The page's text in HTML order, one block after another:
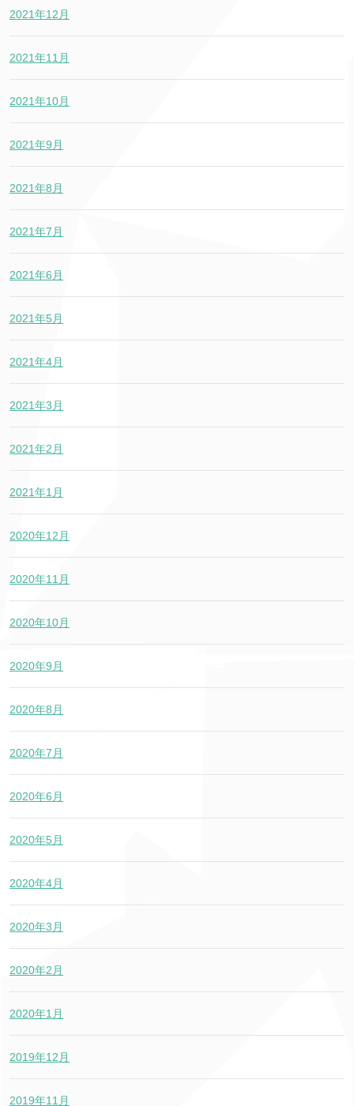
2021年12月
2021年11月
2021年10月
2021年9月
2021年8月
2021年7月
2021年6月
2021年5月
2021年4月
2021年3月
2021年2月
2021年1月
2020年12月
2020年11月
2020年10月
2020年9月
2020年8月
2020年7月
2020年6月
2020年5月
2020年4月
2020年3月
2020年2月
2020年1月
2019年12月
2019年11月